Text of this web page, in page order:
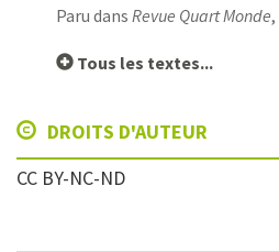
Paru dans Revue Quart Monde,
Tous les textes...
DROITS D'AUTEUR
CC BY-NC-ND